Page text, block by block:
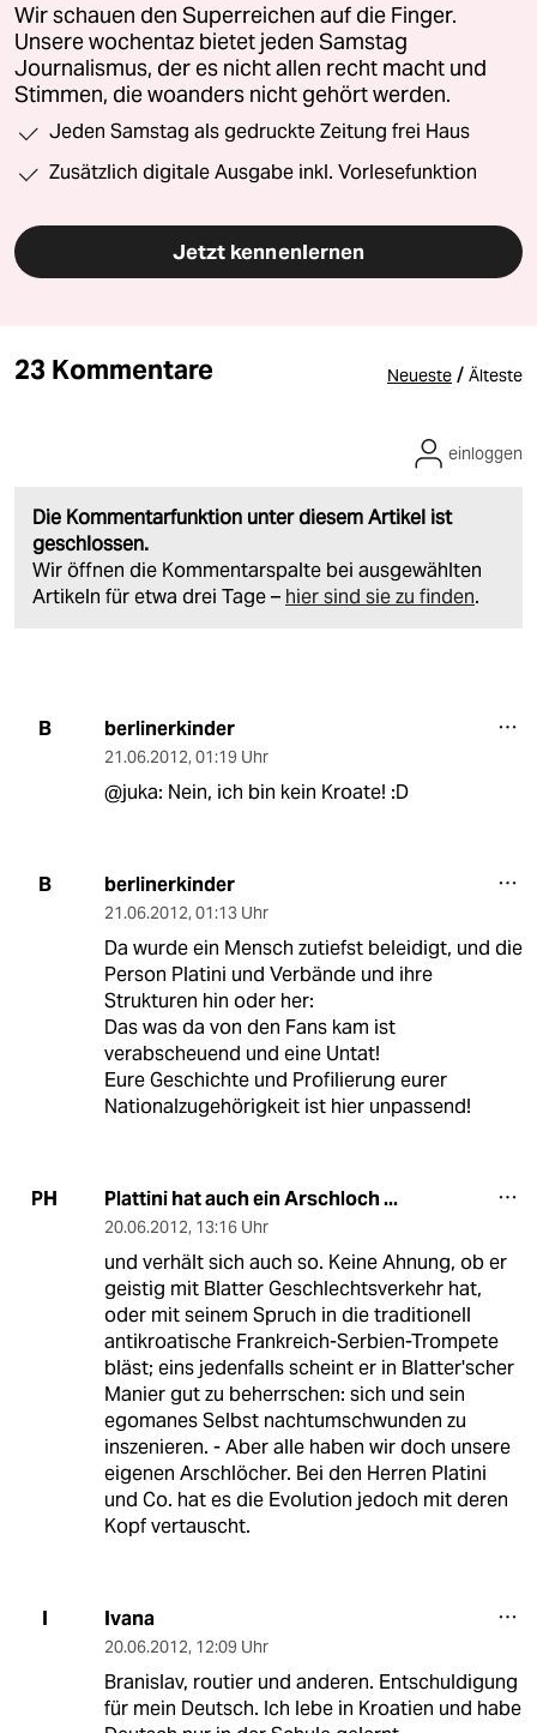
Wir schauen den Superreichen auf die Finger.
Unsere wochentaz bietet jeden Samstag
Journalismus, der es nicht allen recht macht und
Stimmen, die woanders nicht gehört werden.
Jeden Samstag als gedruckte Zeitung frei Haus
Zusätzlich digitale Ausgabe inkl. Vorlesefunktion
Jetzt kennenlernen
23 Kommentare Neueste / Älteste
Die Kommentarfunktion unter diesem Artikel ist
geschlossen.
Wir öffnen die Kommentarspalte bei ausgewählten
Artikeln für etwa drei Tage – hier sind sie zu finden.
einloggen
B berlinerkinder
21.06.2012, 01:19 Uhr
@juka: Nein, ich bin kein Kroate! :D
B berlinerkinder
21.06.2012, 01:13 Uhr
Da wurde ein Mensch zutiefst beleidigt, und die
Person Platini und Verbände und ihre
Strukturen hin oder her:
Das was da von den Fans kam ist
verabscheuend und eine Untat!
Eure Geschichte und Profilierung eurer
Nationalzugehörigkeit ist hier unpassend!
PH Plattini hat auch ein Arschloch ...
20.06.2012, 13:16 Uhr
und verhält sich auch so. Keine Ahnung, ob er
geistig mit Blatter Geschlechtsverkehr hat,
oder mit seinem Spruch in die traditionell
antikroatische Frankreich-Serbien-Trompete
bläst; eins jedenfalls scheint er in Blatter'scher
Manier gut zu beherrschen: sich und sein
egomanes Selbst nachtumschwunden zu
inszenieren. - Aber alle haben wir doch unsere
eigenen Arschlöcher. Bei den Herren Platini
und Co. hat es die Evolution jedoch mit deren
Kopf vertauscht.
I Ivana
20.06.2012, 12:09 Uhr
Branislav, routier und anderen. Entschuldigung
für mein Deutsch. Ich lebe in Kroatien und habe